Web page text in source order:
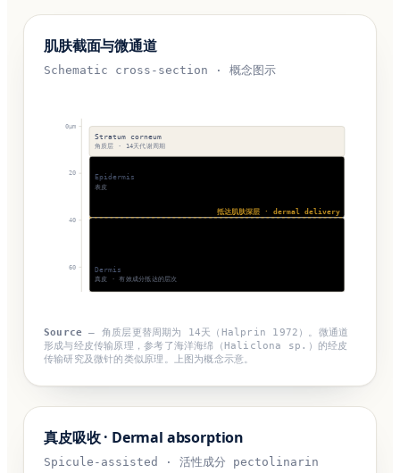
肌肤截面与微通道
Schematic cross-section · 概念图示
0µm
20
40
60
抵达肌肤深层 · dermal delivery
Stratum corneum
角质层 · 14天代谢周期
Epidermis
表皮
Dermis
真皮 · 有效成分抵达的层次
Source — 角质层更替周期为 14天（Halprin 1972）。微通道
形成与经皮传输原理，参考了海洋海绵（Haliclona sp.）的经皮
传输研究及微针的类似原理。上图为概念示意。
真皮吸收 · Dermal absorption
Spicule-assisted · 活性成分 pectolinarin